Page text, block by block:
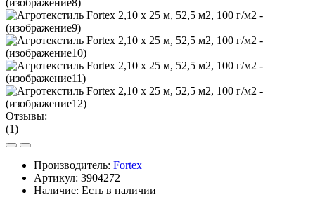
Отзывы:
(1)
Производитель: Fortex
Артикул: 3904272
Наличие: Есть в наличии